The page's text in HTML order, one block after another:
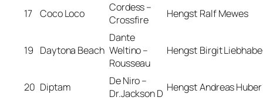
17 Coco Loco
Cordess –
Crossfire
Hengst Ralf Mewes
19 Daytona Beach
Dante
Weltino –
Rousseau
Hengst Birgit
20 Diptam
De Niro –
Dr.Jackson D Hengst Andreas Huber